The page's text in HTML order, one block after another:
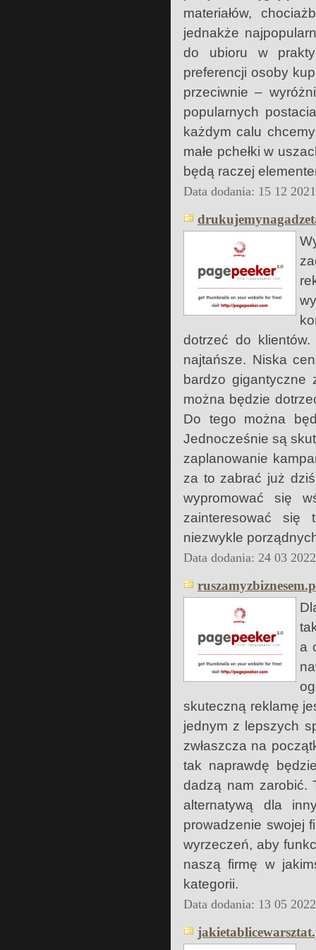
materiałów,
jednakże
do ubioru w
preferencji osoby
przeciwnie –
popularnych
każdym calu
małe pchełki w
będą raczej
Data dodania: 15 12
dotrzeć do
najtańsze. Niska
bardzo gigantyczne
można będzie
Do tego można
Jednocześnie są
zaplanowanie
za to zabrać już
wypromować się
zainteresować się
niezwykle
Data dodania: 24 03
a
skuteczną reklamę
jednym z lepszych
zwłaszcza na
tak naprawdę
dadzą nam zarobić.
alternatywą dla
prowadzenie swojej
wyrzeczeń, aby
naszą firmę w
kategorii.
Data dodania: 13 05